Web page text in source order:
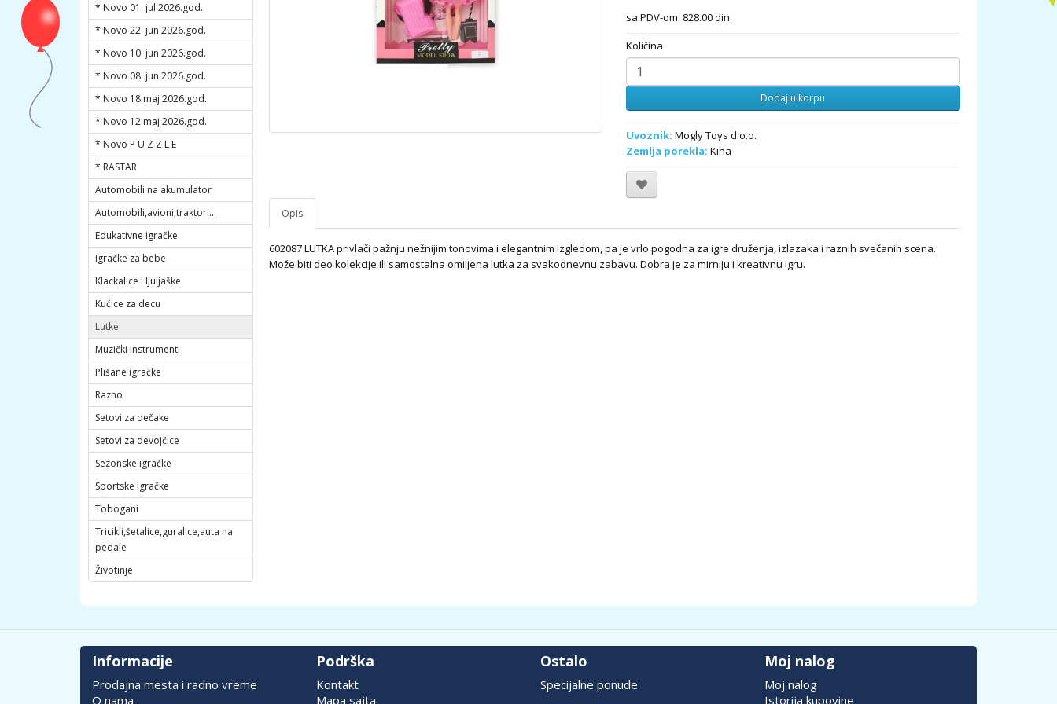
* Novo 01. jul 2026.god.
* Novo 22. jun 2026.god.
* Novo 10. jun 2026.god.
* Novo 08. jun 2026.god.
* Novo 18.maj 2026.god.
* Novo 12.maj 2026.god.
* Novo P U Z Z L E
* RASTAR
Automobili na akumulator
Automobili,avioni,traktori...
Edukativne igračke
Igračke za bebe
Klackalice i ljuljaške
Kućice za decu
Lutke
Muzički instrumenti
Plišane igračke
Razno
Setovi za dečake
Setovi za devojčice
Sezonske igračke
Sportske igračke
Tobogani
Tricikli,šetalice,guralice,auta na
pedale
Životinje
sa PDV-om: 828.00 din.
Količina
Dodaj u korpu
Uvoznik: Mogly Toys d.o.o.
Zemlja porekla: Kina
Opis
602087 LUTKA privlači pažnju nežnijim tonovima i elegantnim izgledom, pa je vrlo pogodna za igre druženja, izlazaka i raznih svečanih scena.
Može biti deo kolekcije ili samostalna omiljena lutka za svakodnevnu zabavu. Dobra je za mirniju i kreativnu igru.
Informacije
Prodajna mesta i radno vreme
O nama
Podrška
Kontakt
Mapa sajta
Ostalo
Specijalne ponude
Moj nalog
Moj nalog
Istorija kupovine